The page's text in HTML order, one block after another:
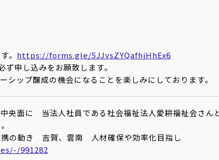
。 https://forms.gle/5JJvsZYQafhjHhEx6
申し込みをお願致します。
シップ醸成の機会になることを楽しみにしております。
央面に 当法人社員である社会福祉法人愛耕福祉会さん
携の動き 吉賀、雲南 人材確保や効率化目指し
991282